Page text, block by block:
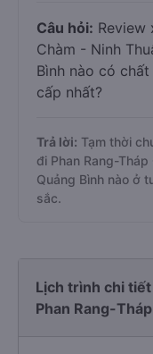
Câu hỏi: Review
Chàm - Ninh
Bình nào có
cấp nhất?
Trả lời: Tạm thời
đi Phan Rang-
Quảng Bình nào ở
sắc.
Lịch trình chi
Phan Rang-